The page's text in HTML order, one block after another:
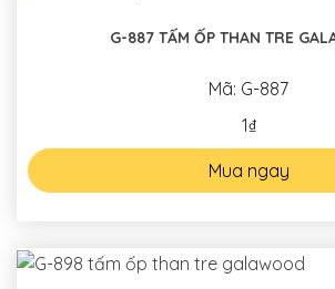
G-887 TẤM ỐP THAN TRE
Mã: G-887
1₫
Mua ngay